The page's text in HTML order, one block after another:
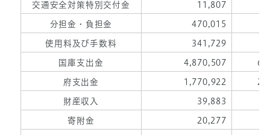
交通安全対策特別交付金 11,807
分担金・負担金 470,015
使用料及び手数料 341,729
国庫支出金 4,870,507
府支出金 1,770,922
財産収入 39,883
寄附金 20,277